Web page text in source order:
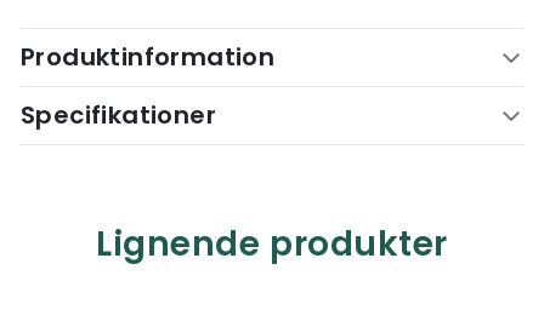
Produktinformation
Specifikationer
Lignende produkter